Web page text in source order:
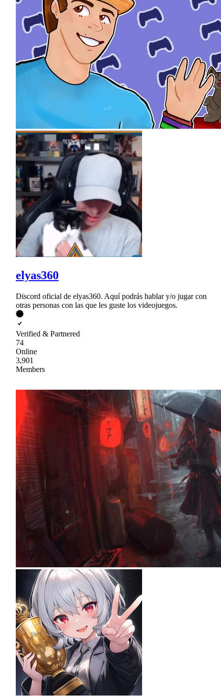
elyas360
Discord oficial de elyas360. Aquí podrás hablar y/o jugar con
otras personas con las que les guste los videojuegos.
Verified & Partnered
74
Online
3,901
Members